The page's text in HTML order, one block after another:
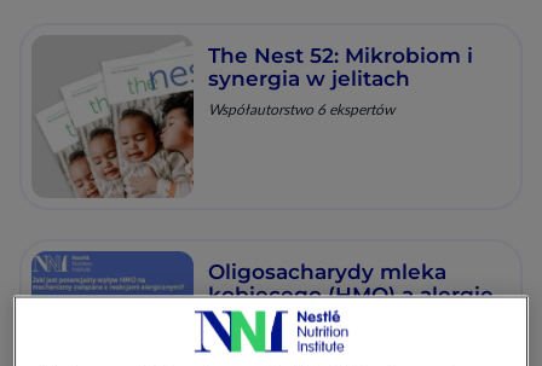
The Nest 52: Mikrobiom i
synergia w jelitach
Współautorstwo 6 ekspertów
Oligosacharydy mleka
kobiecego (HMO) a alergie